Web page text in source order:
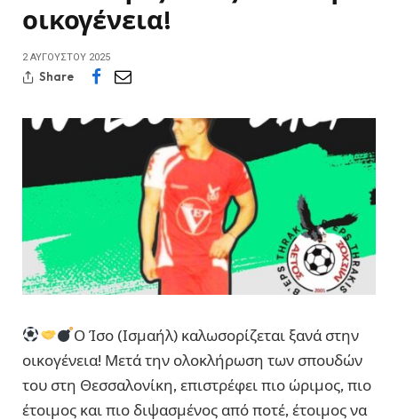
οικογένεια!
2 ΑΥΓΟΎΣΤΟΥ 2025
Share
Ο Ίσο (Ισμαήλ) καλωσορίζεται ξανά στην
οικογένεια! Μετά την ολοκλήρωση των σπουδών
του στη Θεσσαλονίκη, επιστρέφει πιο ώριμος, πιο
έτοιμος και πιο διψασμένος από ποτέ, έτοιμος να